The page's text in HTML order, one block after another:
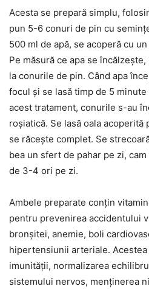
Acesta se prepară simplu,
pun 5-6 conuri de pin cu
500 ml de apă, se acoperă cu
Pe măsură ce apa se
la conurile de pin. Când apa
focul și se lasă timp de 5
acest tratament, conurile s-au
roșiatică. Se lasă oala
se răcește complet. Se
bea un sfert de pahar pe zi,
de 3-4 ori pe zi.
Ambele preparate conțin
pentru prevenirea accidentului
bronșitei, anemie, boli
hipertensiunii arteriale.
imunității, normalizarea
sistemului nervos, menținerea